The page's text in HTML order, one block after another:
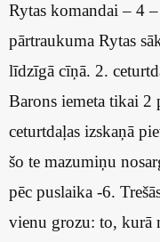
Rytas komandai – 4
pārtraukuma Rytas
līdzīgā cīņā. 2.
Barons iemeta tikai 2
ceturtdaļas izskaņā
šo te mazumiņu
pēc puslaika -6.
vienu grozu: to, kurā